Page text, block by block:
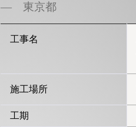
東京都
工事名
施工場所
工期